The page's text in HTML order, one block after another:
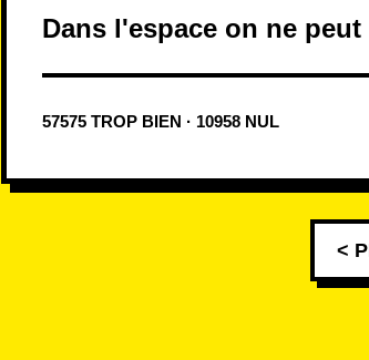
Dans l'espace on ne
57575 TROP BIEN · 10958 NUL
<